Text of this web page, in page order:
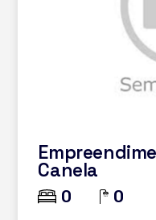
Canela
0 0